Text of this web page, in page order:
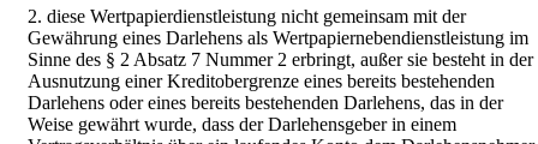
2. diese Wertpapierdienstleistung nicht gemeinsam mit der
Gewährung eines Darlehens als Wertpapiernebendienstleistung im
Sinne des § 2 Absatz 7 Nummer 2 erbringt, außer sie besteht in der
Ausnutzung einer Kreditobergrenze eines bereits bestehenden
Darlehens oder eines bereits bestehenden Darlehens, das in der
Weise gewährt wurde, dass der Darlehensgeber in einem